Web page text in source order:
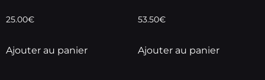
25.00€
Ajouter au panier
53.50€
Ajouter au panier